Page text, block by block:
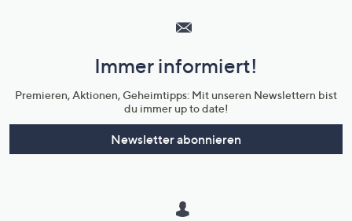
Unternehmensinformationen
Immer informiert!
Premieren, Aktionen, Geheimtipps: Mit unseren Newslettern bist
du immer up to date!
Newsletter abonnieren